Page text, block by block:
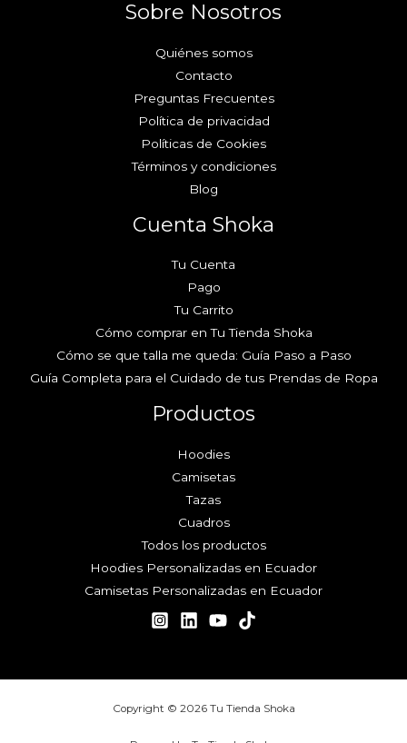
Sobre Nosotros
Quiénes somos
Contacto
Preguntas Frecuentes
Política de privacidad
Políticas de Cookies
Términos y condiciones
Blog
Cuenta Shoka
Tu Cuenta
Pago
Tu Carrito
Cómo comprar en Tu Tienda Shoka
Cómo se que talla me queda: Guía Paso a Paso
Guía Completa para el Cuidado de tus Prendas de Ropa
Productos
Hoodies
Camisetas
Tazas
Cuadros
Todos los productos
Hoodies Personalizadas en Ecuador
Camisetas Personalizadas en Ecuador
Copyright © 2026 Tu Tienda Shoka